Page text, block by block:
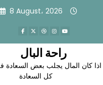
8 August، 2026
راحة البال
اذا كان المال يجلب بعض السعادة
كل السعادة